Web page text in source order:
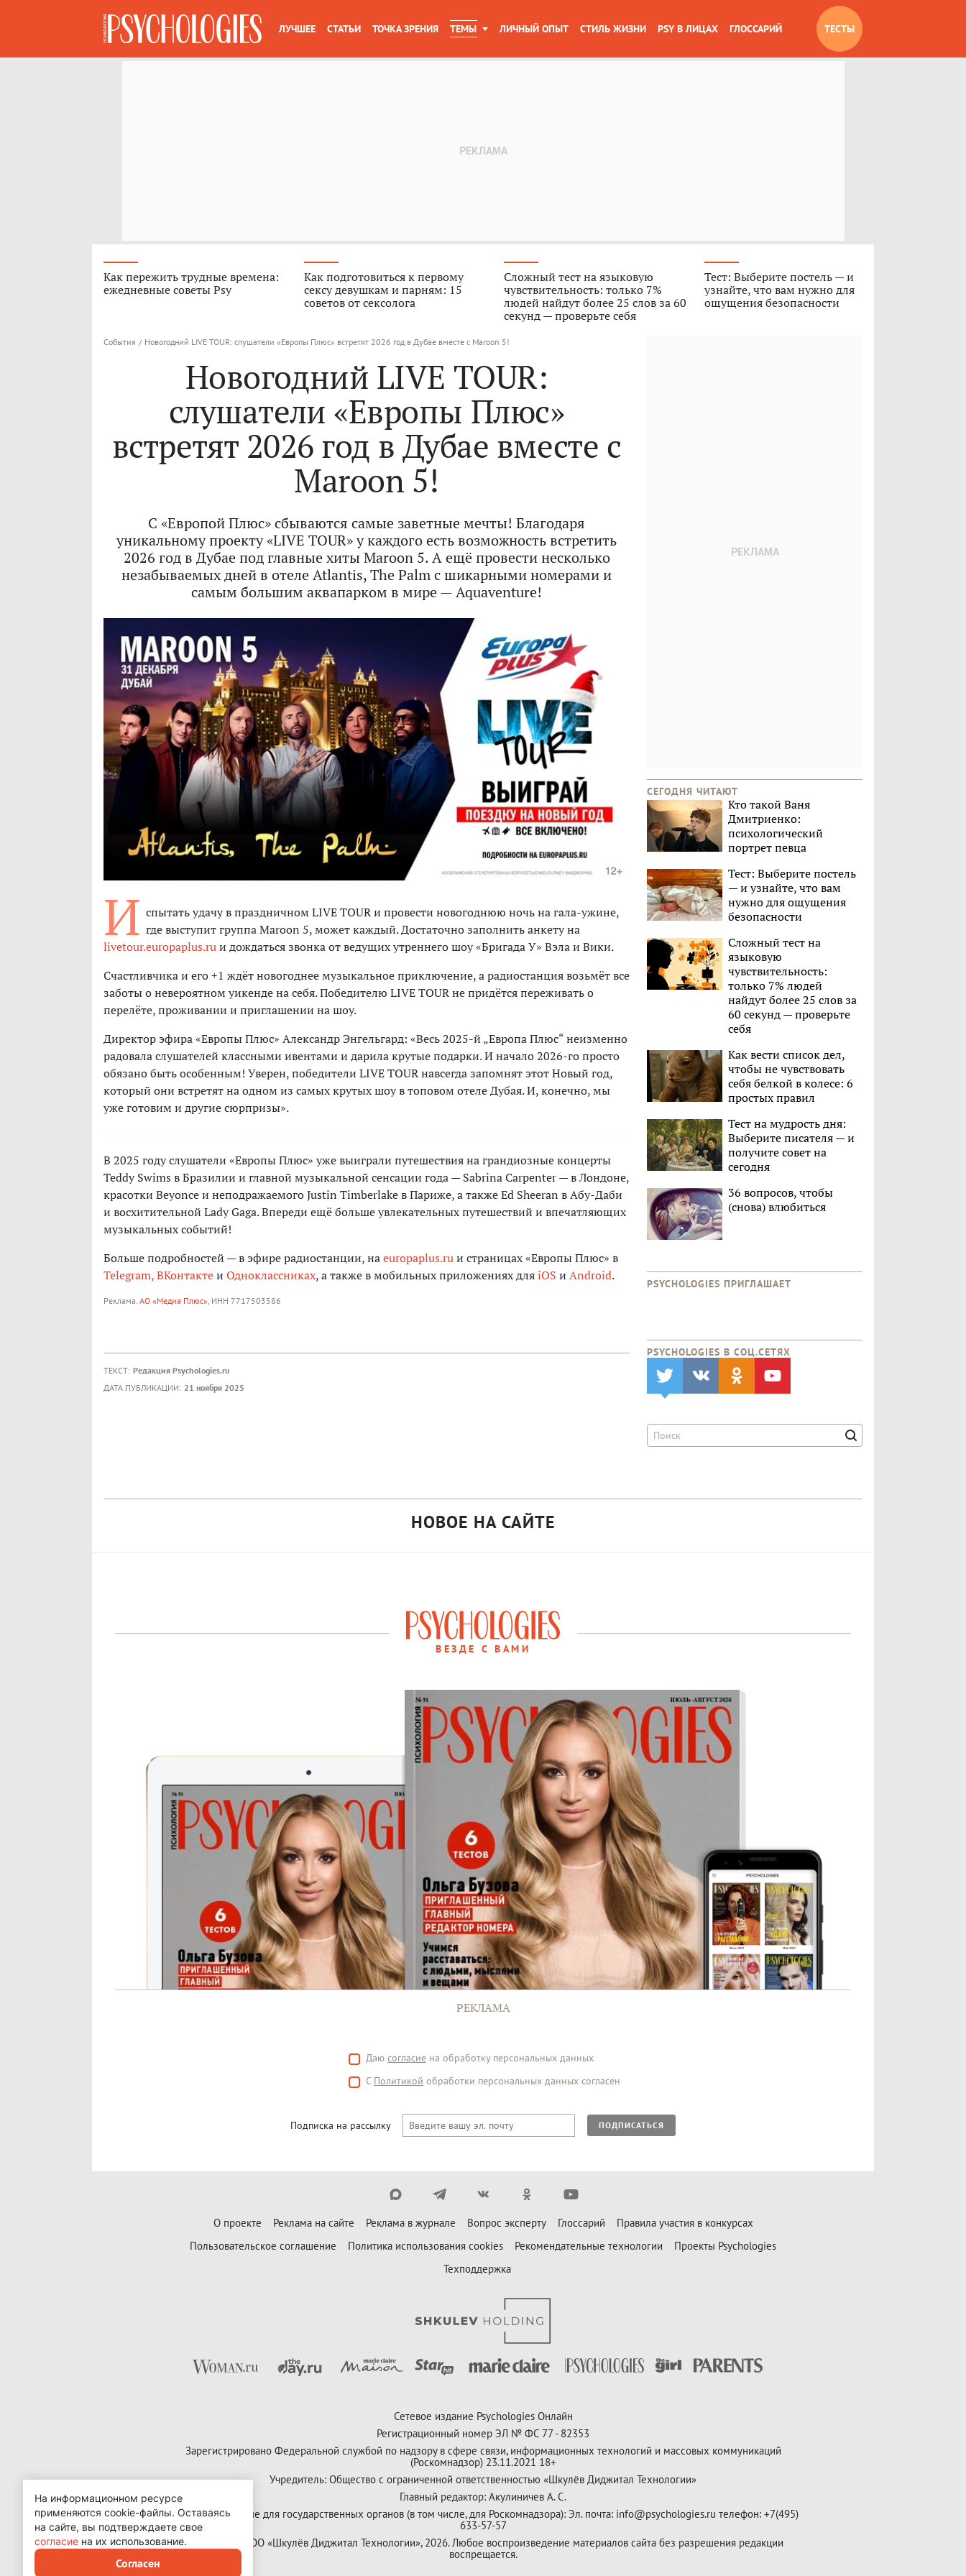
ЛУЧШЕЕ СТАТЬИ ТОЧКА ЗРЕНИЯ ТЕМЫ ЛИЧНЫЙ ОПЫТ СТИЛЬ ЖИЗНИ PSY В ЛИЦАХ ГЛОССАРИЙ ТЕСТЫ
Как пережить трудные времена:
ежедневные советы Psy
Как подготовиться к первому
сексу девушкам и парням: 15
советов от сексолога
Сложный тест на языковую
чувствительность: только 7%
людей найдут более 25 слов за 60
секунд — проверьте себя
Тест: Выберите постель — и
узнайте, что вам нужно для
ощущения безопасности
События / Новогодний LIVE TOUR: слушатели «Европы Плюс‎» встретят 2026 год в Дубае вместе с Maroon 5!
Новогодний LIVE TOUR:
слушатели «Европы Плюс‎»
встретят 2026 год в Дубае вместе с
Maroon 5!
С «Европой Плюс» сбываются самые заветные мечты! Благодаря
уникальному проекту «LIVE TOUR» у каждого есть возможность встретить
2026 год в Дубае под главные хиты Maroon 5. А ещё провести несколько
незабываемых дней в отеле Atlantis, The Palm с шикарными номерами и
самым большим аквапарком в мире — Aquaventure!
И спытать удачу в праздничном LIVE TOUR и провести новогоднюю ночь на гала-ужине,
где выступит группа Maroon 5, может каждый. Достаточно заполнить анкету на
livetour.europaplus.ruи дождаться звонка от ведущих утреннего шоу «Бригада У» Вэла и Вики.
Счастливчика и его +1 ждёт новогоднее музыкальное приключение, а радиостанция возьмёт все
заботы о невероятном уикенде на себя. Победителю LIVE TOUR не придётся переживать о
перелёте, проживании и приглашении на шоу.
Директор эфира «Европы Плюс» Александр Энгельгард: «Весь 2025-й „Европа Плюс“ неизменно
радовала слушателей классными ивентами и дарила крутые подарки. И начало 2026-го просто
обязано быть особенным! Уверен, победители LIVE TOUR навсегда запомнят этот Новый год,
который они встретят на одном из самых крутых шоу в топовом отеле Дубая. И, конечно, мы
уже готовим и другие сюрпризы».
В 2025 году слушатели «Европы Плюс» уже выиграли путешествия на грандиозные концерты
Teddy Swims в Бразилии и главной музыкальной сенсации года — Sabrina Carpenter — в Лондоне,
красотки Beyonce и неподражаемого Justin Timberlake в Париже, а также Ed Sheeran в Абу-Даби
и восхитительной Lady Gaga. Впереди ещё больше увлекательных путешествий и впечатляющих
музыкальных событий!
Больше подробностей — в эфире радиостанции, наeuropaplus.ruи страницах «Европы Плюс» в
Telegram,ВКонтактеи Одноклассниках, а также в мобильных приложениях дляiOS и Android.
Реклама. АО «Медиа Плюс», ИНН 7717503586
ТЕКСТ: Редакция Psychologies.ru
ДАТА ПУБЛИКАЦИИ: 21 ноября 2025
СЕГОДНЯ ЧИТАЮТ
Кто такой Ваня
Дмитриенко:
психологический
портрет певца
Тест: Выберите постель
— и узнайте, что вам
нужно для ощущения
безопасности
Сложный тест на
языковую
чувствительность:
только 7% людей
найдут более 25 слов за
60 секунд — проверьте
себя
Как вести список дел,
чтобы не чувствовать
себя белкой в колесе: 6
простых правил
Тест на мудрость дня:
Выберите писателя — и
получите совет на
сегодня
36 вопросов, чтобы
(снова) влюбиться
PSYCHOLOGIES ПРИГЛАШАЕТ
PSYCHOLOGIES В CОЦ.СЕТЯХ
НОВОЕ НА САЙТЕ
ВЕЗДЕ С ВАМИ
РЕКЛАМА
Даю согласие на обработку персональных данных
С Политикой обработки персональных данных согласен
Подписка на рассылку ПОДПИСАТЬСЯ
О проекте Реклама на сайте Реклама в журнале Вопрос эксперту Глоссарий
Правила участия в конкурсах
Пользовательское соглашение
Политика использования cookies Рекомендательные технологии
Проекты Psychologies
Техподдержка
Сетевое издание Psychologies Онлайн
Регистрационный номер ЭЛ № ФС 77 - 82353
Зарегистрировано Федеральной службой по надзору в сфере связи, информационных технологий и массовых коммуникаций
(Роскомнадзор) 23.11.2021 18+
Учредитель: Общество с ограниченной ответственностью «Шкулёв Диджитал Технологии»
Главный редактор: Акулиничев А. С.
Контактные данные для государственных органов (в том числе, для Роскомнадзора): Эл. почта: info@psychologies.ru телефон: +7(495)
633-57-57
Copyright (с) ООО «Шкулёв Диджитал Технологии», 2026. Любое воспроизведение материалов сайта без разрешения редакции
воспрещается.
На информационном ресурсе
применяются cookie-файлы. Оставаясь
на сайте, вы подтверждаете свое
согласие на их использование.
Согласен